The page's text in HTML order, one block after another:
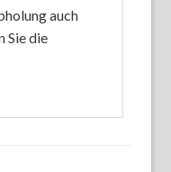
auch
Sie die